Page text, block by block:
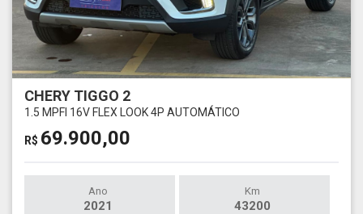
CHERY TIGGO 2
1.5 MPFI 16V FLEX LOOK 4P AUTOMÁTICO
R$ 69.900,00
Ano
2021
Km
43200